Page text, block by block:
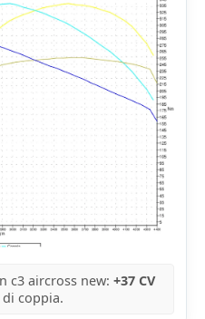
c3 aircross new:+37 CV
di coppia.